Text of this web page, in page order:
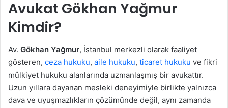
Avukat Gökhan Yağmur
Kimdir?
Av. Gökhan Yağmur, İstanbul merkezli olarak faaliyet
gösteren, ceza hukuku, aile hukuku, ticaret hukuku ve fikri
mülkiyet hukuku alanlarında uzmanlaşmış bir avukattır.
Uzun yıllara dayanan mesleki deneyimiyle birlikte yalnızca
dava ve uyuşmazlıkların çözümünde değil, aynı zamanda